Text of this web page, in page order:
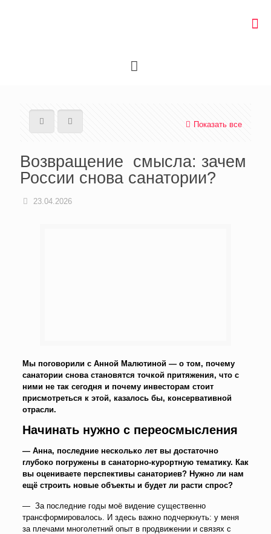
Показать все
Возвращение смысла: зачем
России снова санатории?
23.04.2026
Мы поговорили с Анной Малютиной — о том, почему
санатории снова становятся точкой притяжения, что с
ними не так сегодня и почему инвесторам стоит
присмотреться к этой, казалось бы, консервативной
отрасли.
Начинать нужно с переосмысления
— Анна, последние несколько лет вы достаточно
глубоко погружены в санаторно-курортную тематику. Как
вы оцениваете перспективы санаториев? Нужно ли нам
ещё строить новые объекты и будет ли расти спрос?
— За последние годы моё видение существенно
трансформировалось. И здесь важно подчеркнуть: у меня
за плечами многолетний опыт в продвижении и связях с